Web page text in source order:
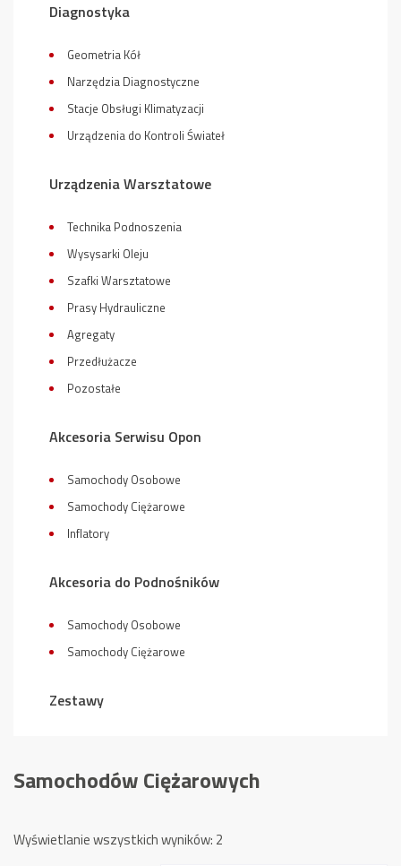
Diagnostyka
Geometria Kół
Narzędzia Diagnostyczne
Stacje Obsługi Klimatyzacji
Urządzenia do Kontroli Świateł
Urządzenia Warsztatowe
Technika Podnoszenia
Wysysarki Oleju
Szafki Warsztatowe
Prasy Hydrauliczne
Agregaty
Przedłużacze
Pozostałe
Akcesoria Serwisu Opon
Samochody Osobowe
Samochody Ciężarowe
Inflatory
Akcesoria do Podnośników
Samochody Osobowe
Samochody Ciężarowe
Zestawy
Samochodów Ciężarowych
Wyświetlanie wszystkich wyników: 2